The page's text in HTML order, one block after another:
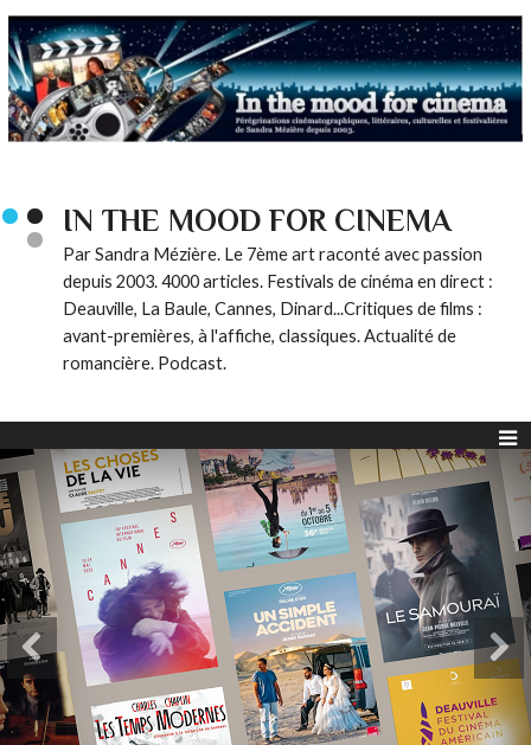
IN THE MOOD FOR CINEMA
Par Sandra Mézière. Le 7ème art raconté avec passion
depuis 2003. 4000 articles. Festivals de cinéma en direct :
Deauville, La Baule, Cannes, Dinard...Critiques de films :
avant-premières, à l'affiche, classiques. Actualité de
romancière. Podcast.